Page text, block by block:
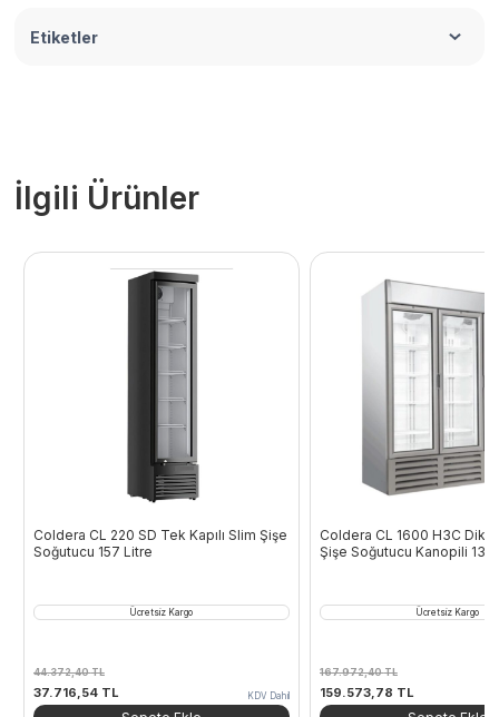
Etiketler
İlgili Ürünler
Coldera CL 220 SD Tek Kapılı Slim Şişe
Soğutucu 157 Litre
Ücretsiz Kargo
44.372,40TL
Orijinal
fiyat:
37.716,54 TLŞu
andaki
KDV Dahil
Coldera CL 1600 H3C Dik
Şişe Soğutucu Kanopili
Ücretsiz Kargo
167.972,40TL
Orijinal
fiyat:
159.573,78 TLŞu
andaki